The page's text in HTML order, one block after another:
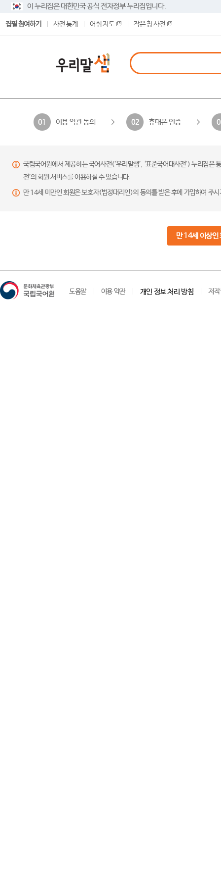
이 누리집은 대한민국 공식 전자정부 누리집입니다.
집필 참여하기 사전 통계 어휘 지도 작은 창 사전
01 이용 약관 동의 02 휴대폰 인증
국립국어원에서 제공하는 국어사전(‘우리말샘’, ‘표준국어대사전’) 누리집
전’의 회원 서비스를 이용하실 수 있습니다.
만 14세 미만인 회원은 보호자(법정대리인)의 동의를 받은 후에 가입하여 주
만 14세 이상인
도움말 이용 약관 개인 정보 처리 방침 저